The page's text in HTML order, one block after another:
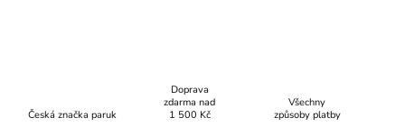
Česká značka paruk
Doprava
zdarma nad
1 500 Kč
Všechny
způsoby platby